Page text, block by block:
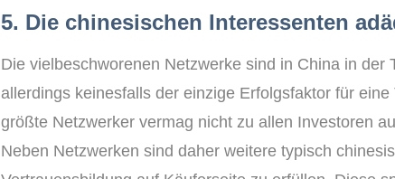
5. Die chinesischen Interessenten
Die vielbeschworenen Netzwerke sind in China in der
allerdings keinesfalls der einzige Erfolgsfaktor für
größte Netzwerker vermag nicht zu allen Investoren
Neben Netzwerken sind daher weitere typisch